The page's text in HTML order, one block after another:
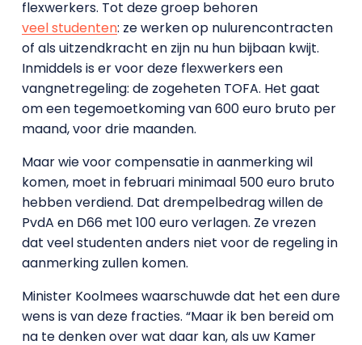
flexwerkers. Tot deze groep behoren
veel studenten: ze werken op nulurencontracten
of als uitzendkracht en zijn nu hun bijbaan kwijt.
Inmiddels is er voor deze flexwerkers een
vangnetregeling: de zogeheten TOFA. Het gaat
om een tegemoetkoming van 600 euro bruto per
maand, voor drie maanden.
Maar wie voor compensatie in aanmerking wil
komen, moet in februari minimaal 500 euro bruto
hebben verdiend. Dat drempelbedrag willen de
PvdA en D66 met 100 euro verlagen. Ze vrezen
dat veel studenten anders niet voor de regeling in
aanmerking zullen komen.
Minister Koolmees waarschuwde dat het een dure
wens is van deze fracties. “Maar ik ben bereid om
na te denken over wat daar kan, als uw Kamer